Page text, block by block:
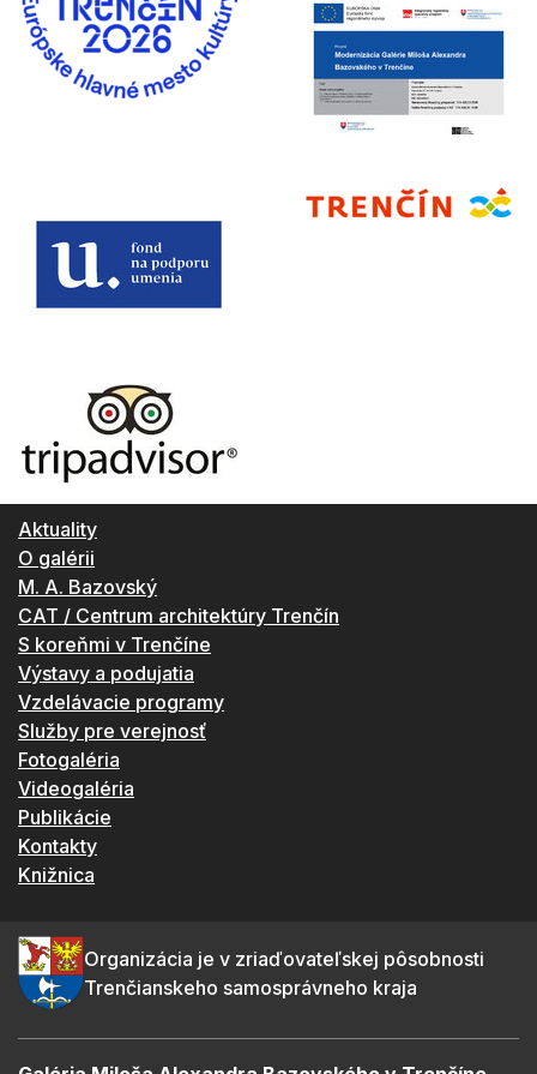
Aktuality
O galérii
M. A. Bazovský
CAT / Centrum architektúry Trenčín
S koreňmi v Trenčíne
Výstavy a podujatia
Vzdelávacie programy
Služby pre verejnosť
Fotogaléria
Videogaléria
Publikácie
Kontakty
Knižnica
Organizácia je v zriaďovateľskej pôsobnosti
Trenčianskeho samosprávneho kraja